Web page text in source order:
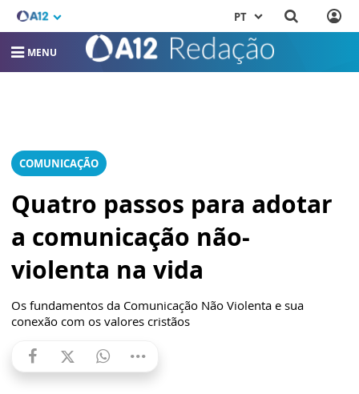
PT
MENU
COMUNICAÇÃO
Quatro passos para adotar
a comunicação não-
violenta na vida
Os fundamentos da Comunicação Não Violenta e sua
conexão com os valores cristãos